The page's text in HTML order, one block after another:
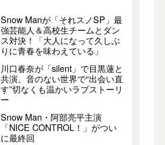
Snow Manが「それスノSP」最
強芸能人＆高校生チームとダン
ス対決！「大人になって久しぶ
りに青春を味わえている」
川口春奈が「silent」で目黒蓮と
共演。音のない世界で“出会い直
す”切なくも温かいラブストーリ
ー
Snow Man・阿部亮平主演
「NICE CONTROL！」がつい
に最終回